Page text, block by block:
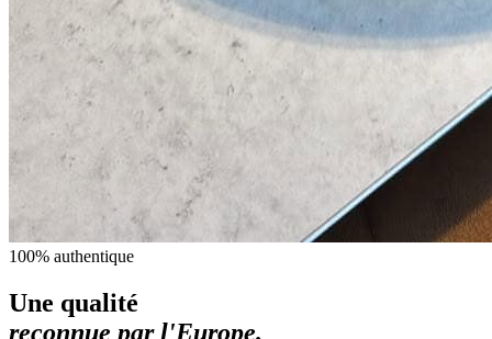
100% authentique
Une qualité
reconnue par l'Europe.